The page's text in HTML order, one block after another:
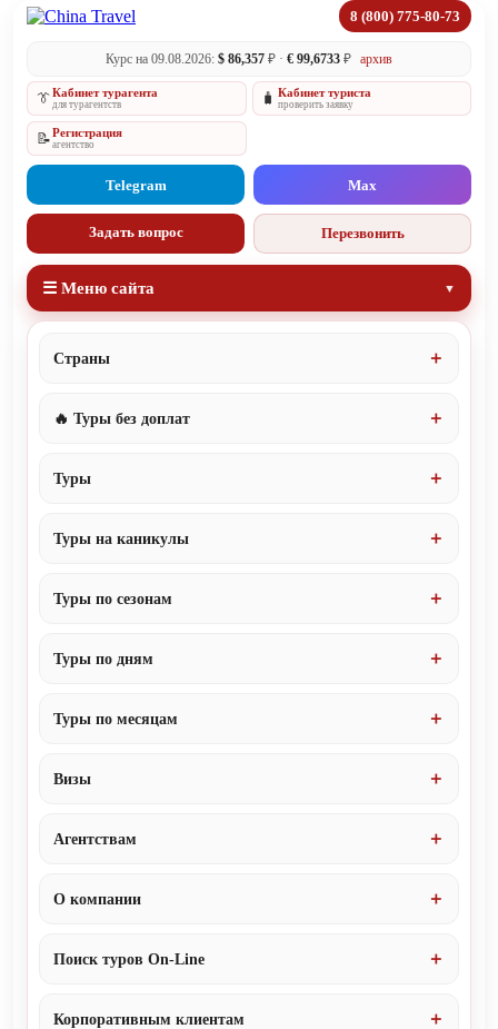
8 (800) 775-80-73
Курс на 09.08.2026: $ 86,357 ₽ · € 99,6733 ₽ архив
👔Кабинет турагента
для турагентств 🧳 Кабинет туриста
проверить заявку
📝Регистрация
агентство
Telegram Max
Задать вопрос Перезвонить
☰ Меню сайта
Страны
🔥 Туры без доплат
Туры
Туры на каникулы
Туры по сезонам
Туры по дням
Туры по месяцам
Визы
Агентствам
О компании
Поиск туров On-Line
Корпоративным клиентам